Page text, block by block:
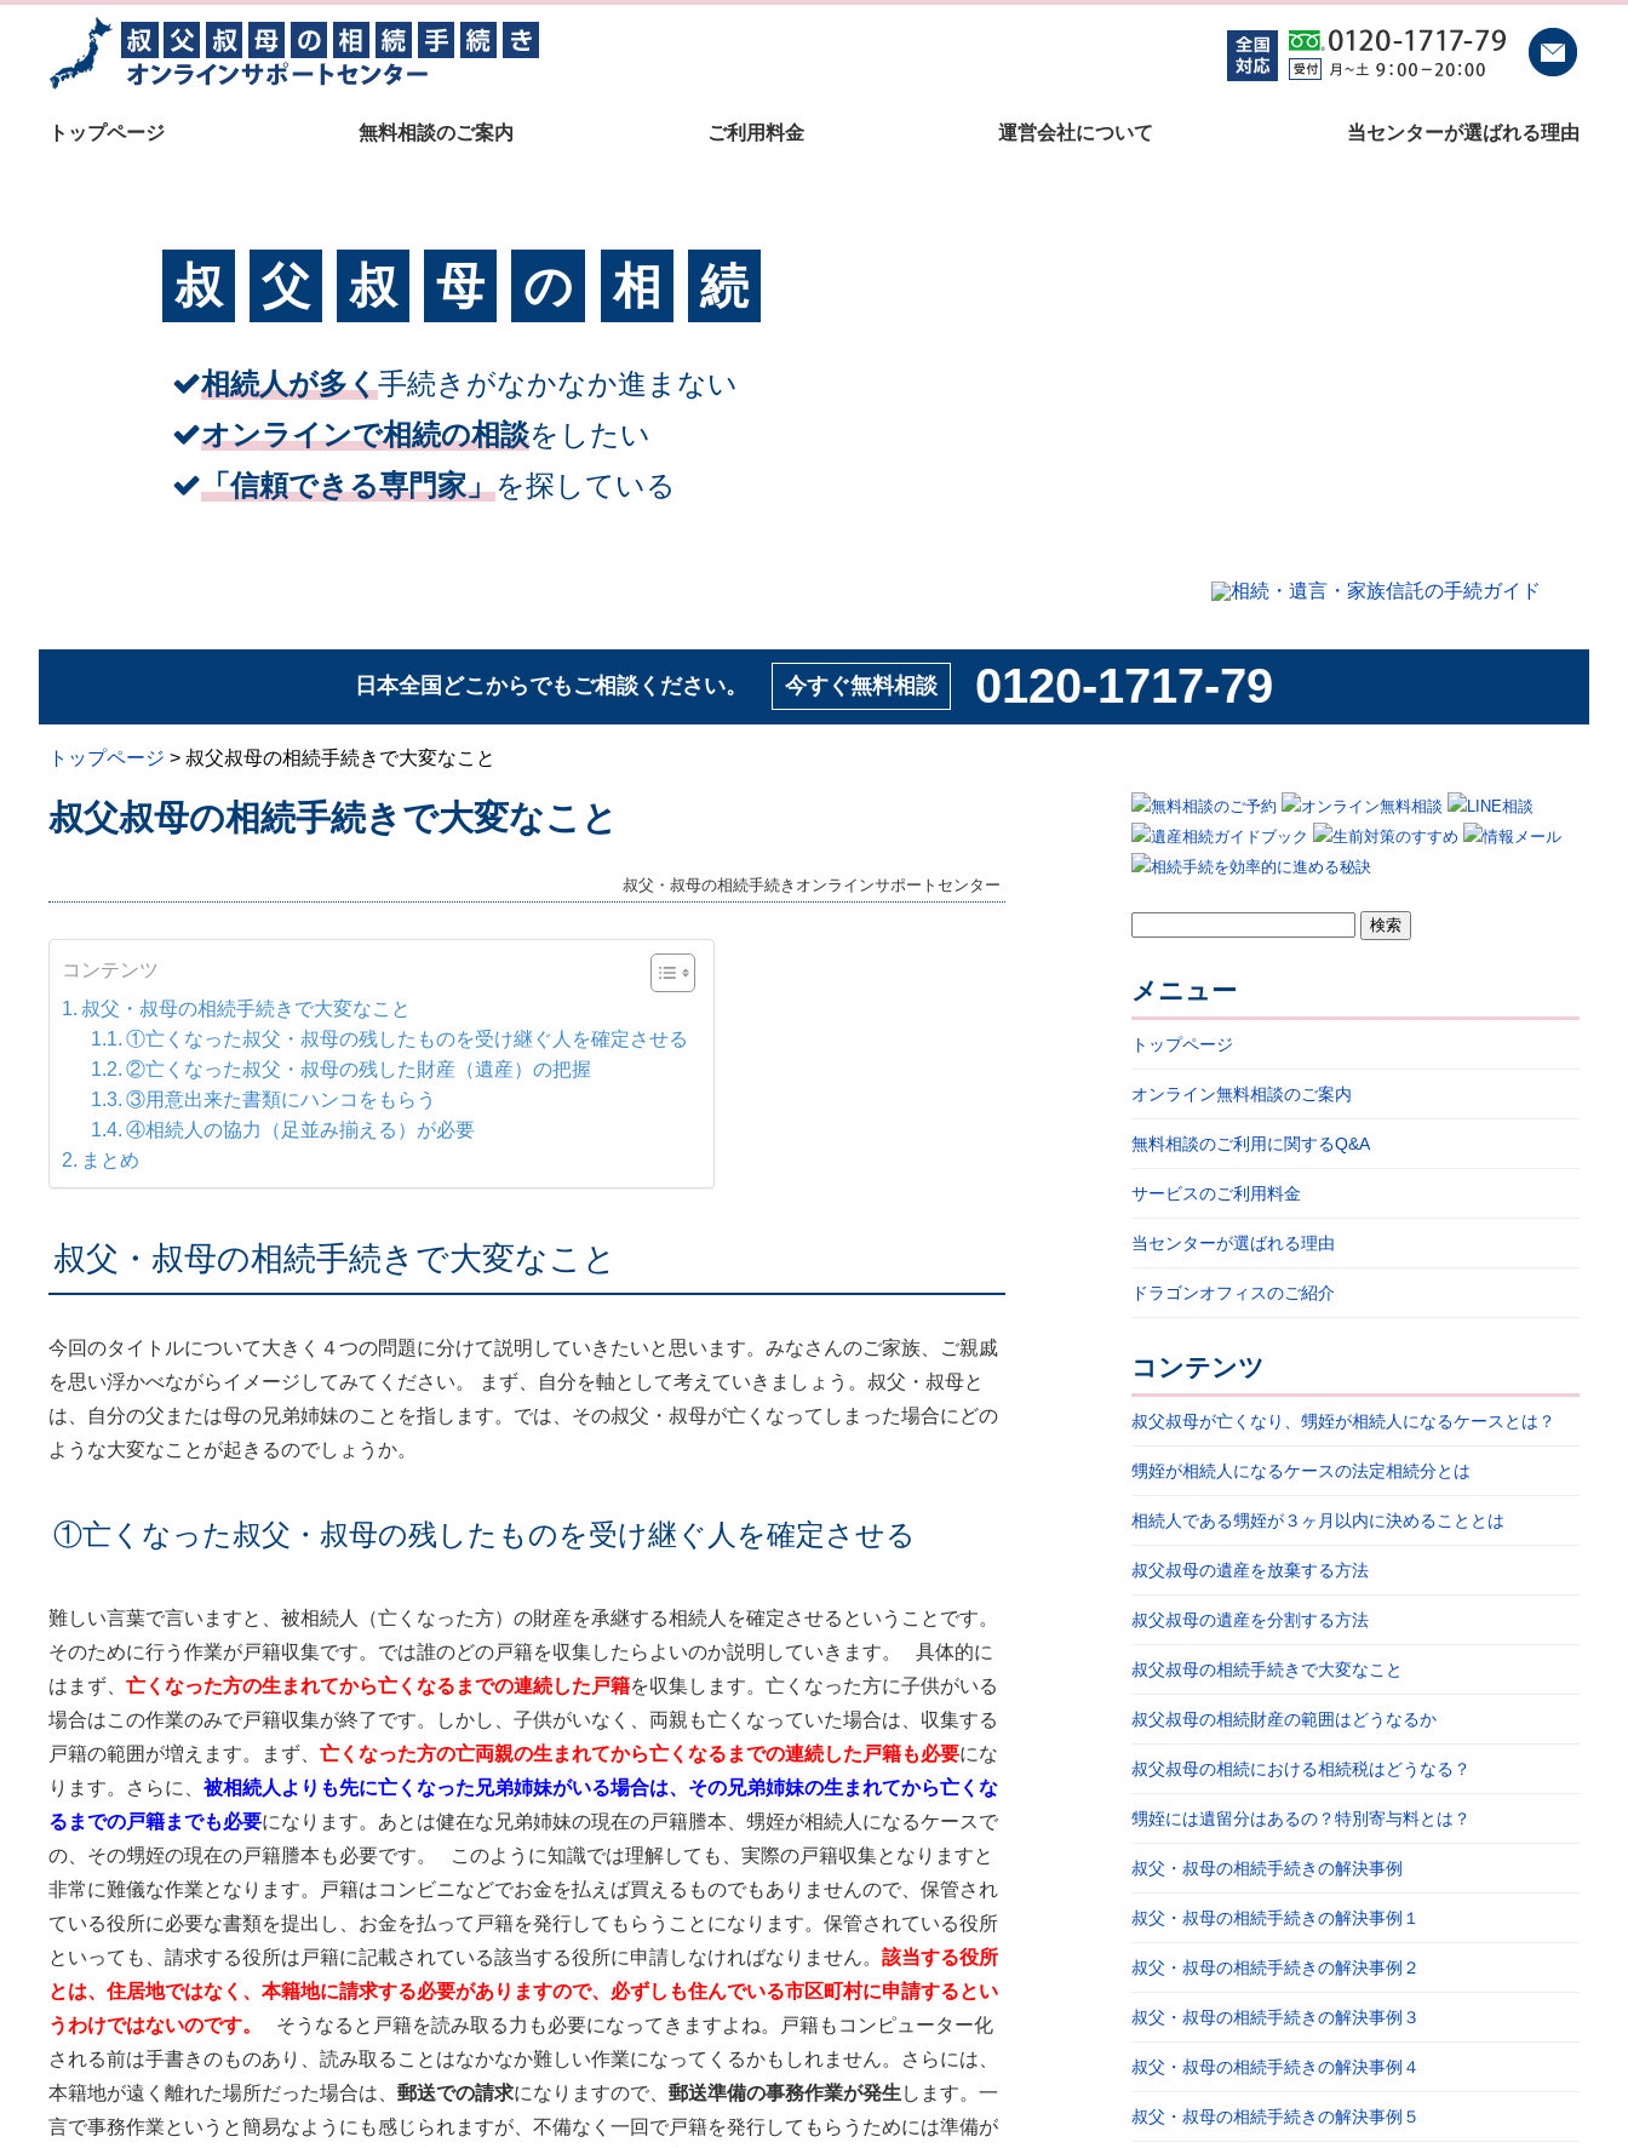
トップページ 無料相談のご案内 ご利用料金 運営会社について 当センターが選ばれる理由
叔 父 叔 母 の 相 続
相続人が多く手続きがなかなか進まない
オンラインで相続の相談をしたい
「信頼できる専門家」を探している
日本全国どこからでもご相談ください。 今すぐ無料相談 0120-1717-79
トップページ > 叔父叔母の相続手続きで大変なこと
叔父叔母の相続手続きで大変なこと
叔父・叔母の相続手続きオンラインサポートセンター
コンテンツ
叔父・叔母の相続手続きで大変なこと
①亡くなった叔父・叔母の残したものを受け継ぐ人を確定させる
②亡くなった叔父・叔母の残した財産（遺産）の把握
③用意出来た書類にハンコをもらう
④相続人の協力（足並み揃える）が必要
まとめ
叔父・叔母の相続手続きで大変なこと
今回のタイトルについて大きく４つの問題に分けて説明していきたいと思います。みなさんのご家族、ご親戚
を思い浮かべながらイメージしてみてください。 まず、自分を軸として考えていきましょう。叔父・叔母と
は、自分の父または母の兄弟姉妹のことを指します。では、その叔父・叔母が亡くなってしまった場合にどの
ような大変なことが起きるのでしょうか。
①亡くなった叔父・叔母の残したものを受け継ぐ人を確定させる
難しい言葉で言いますと、被相続人（亡くなった方）の財産を承継する相続人を確定させるということです。
そのために行う作業が戸籍収集です。では誰のどの戸籍を収集したらよいのか説明していきます。 具体的に
はまず、 亡くなった方の生まれてから亡くなるまでの連続した戸籍を収集します。亡くなった方に子供がいる
場合はこの作業のみで戸籍収集が終了です。しかし、子供がいなく、両親も亡くなっていた場合は、収集する
戸籍の範囲が増えます。まず、 亡くなった方の亡両親の生まれてから亡くなるまでの連続した戸籍も必要にな
ります。さらに、 被相続人よりも先に亡くなった兄弟姉妹がいる場合は、その兄弟姉妹の生まれてから亡くな
るまでの戸籍までも必要になります。あとは健在な兄弟姉妹の現在の戸籍謄本、甥姪が相続人になるケースで
の、その甥姪の現在の戸籍謄本も必要です。 このように知識では理解しても、実際の戸籍収集となりますと
非常に難儀な作業となります。戸籍はコンビニなどでお金を払えば買えるものでもありませんので、保管され
ている役所に必要な書類を提出し、お金を払って戸籍を発行してもらうことになります。保管されている役所
といっても、請求する役所は戸籍に記載されている該当する役所に申請しなければなりません。 該当する役所
とは、住居地ではなく、本籍地に請求する必要がありますので、必ずしも住んでいる市区町村に申請するとい
うわけではないのです。
そうなると戸籍を読み取る力も必要になってきますよね。戸籍もコンピューター化
される前は手書きのものあり、読み取ることはなかなか難しい作業になってくるかもしれません。さらには、
本籍地が遠く離れた場所だった場合は、 郵送での請求になりますので、 郵送準備の事務作業が発生 します。一
言で事務作業というと簡易なようにも感じられますが、不備なく一回で戸籍を発行してもらうためには準備が
メニュー
トップページ
オンライン無料相談のご案内
無料相談のご利用に関するQ&A
サービスのご利用料金
当センターが選ばれる理由
ドラゴンオフィスのご紹介
コンテンツ
叔父叔母が亡くなり、甥姪が相続人になるケースとは？
甥姪が相続人になるケースの法定相続分とは
相続人である甥姪が３ヶ月以内に決めることとは
叔父叔母の遺産を放棄する方法
叔父叔母の遺産を分割する方法
叔父叔母の相続手続きで大変なこと
叔父叔母の相続財産の範囲はどうなるか
叔父叔母の相続における相続税はどうなる？
甥姪には遺留分はあるの？特別寄与料とは？
叔父・叔母の相続手続きの解決事例
叔父・叔母の相続手続きの解決事例１
叔父・叔母の相続手続きの解決事例２
叔父・叔母の相続手続きの解決事例３
叔父・叔母の相続手続きの解決事例４
叔父・叔母の相続手続きの解決事例５